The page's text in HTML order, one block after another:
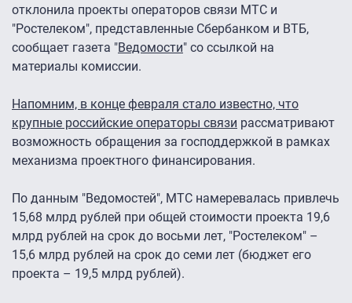
отклонила проекты операторов связи МТС и
"Ростелеком", представленные Сбербанком и ВТБ,
сообщает газета "Ведомости" со ссылкой на
материалы комиссии.
Напомним, в конце февраля стало известно, что
крупные российские операторы связи рассматривают
возможность обращения за господдержкой в рамках
механизма проектного финансирования.
По данным "Ведомостей", МТС намеревалась привлечь
15,68 млрд рублей при общей стоимости проекта 19,6
млрд рублей на срок до восьми лет, "Ростелеком" –
15,6 млрд рублей на срок до семи лет (бюджет его
проекта – 19,5 млрд рублей).